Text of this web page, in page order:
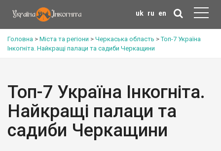
uk ru en
Головна > Міста та регіони > Черкаська область >Топ-7 Україна
Інкогніта. Найкращі палаци та садиби Черкащини
Топ-7 Україна Інкогніта.
Найкращі палаци та
садиби Черкащини